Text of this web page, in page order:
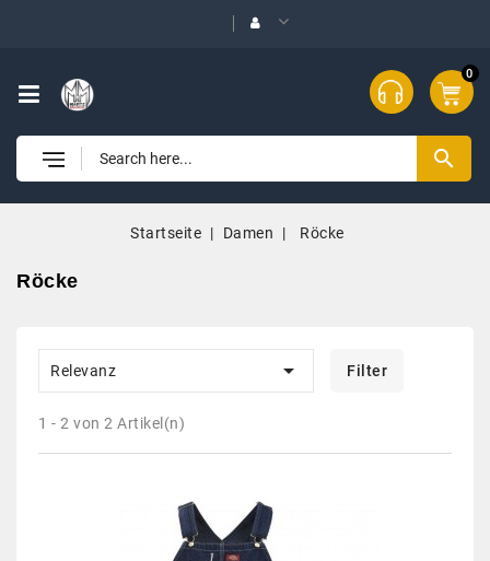
0
search
Startseite Damen Röcke
Röcke
Relevanz  Filter
1 - 2 von 2 Artikel(n)